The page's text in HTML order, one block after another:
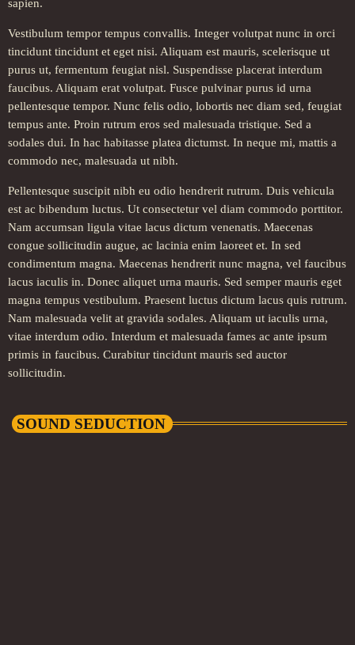
sapien.
Vestibulum tempor tempus convallis. Integer volutpat nunc in orci
tincidunt tincidunt et eget nisi. Aliquam est mauris, scelerisque ut
purus ut, fermentum feugiat nisl. Suspendisse placerat interdum
faucibus. Aliquam erat volutpat. Fusce pulvinar purus id urna
pellentesque tempor. Nunc felis odio, lobortis nec diam sed, feugiat
tempus ante. Proin rutrum eros sed malesuada tristique. Sed a
sodales dui. In hac habitasse platea dictumst. In neque mi, mattis a
commodo nec, malesuada ut nibh.
Pellentesque suscipit nibh eu odio hendrerit rutrum. Duis vehicula
est ac bibendum luctus. Ut consectetur vel diam commodo porttitor.
Nam accumsan ligula vitae lacus dictum venenatis. Maecenas
congue sollicitudin augue, ac lacinia enim laoreet et. In sed
condimentum magna. Maecenas hendrerit nunc magna, vel faucibus
lacus iaculis in. Donec aliquet urna mauris. Sed semper mauris eget
magna tempus vestibulum. Praesent luctus dictum lacus quis rutrum.
Nam malesuada velit at gravida sodales. Aliquam ut iaculis urna,
vitae interdum odio. Interdum et malesuada fames ac ante ipsum
primis in faucibus. Curabitur tincidunt mauris sed auctor
sollicitudin.
SOUND SEDUCTION